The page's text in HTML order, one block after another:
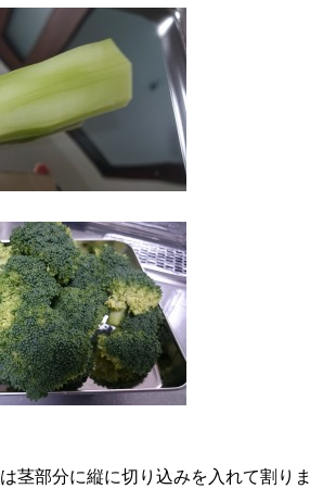
茎部分に縦に切り込みを入れて割りま